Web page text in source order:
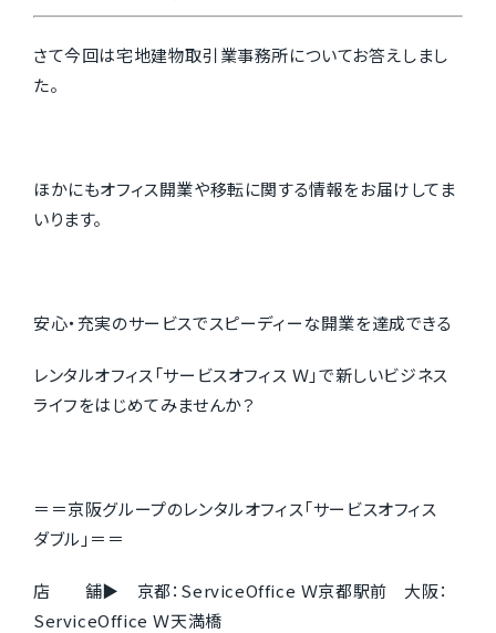
さて今回は宅地建物取引業事務所についてお答えしまし
た。
ほかにもオフィス開業や移転に関する情報をお届けしてま
いります。
安心・充実のサービスでスピーディーな開業を達成できる
レンタルオフィス「サービスオフィス Ｗ」で新しいビジネス
ライフをはじめてみませんか？
＝＝京阪グループのレンタルオフィス「サービスオフィス
ダブル」＝＝
店 舗▶ 京都：ServiceOffice Ｗ京都駅前 大阪：
ServiceOffice Ｗ天満橋